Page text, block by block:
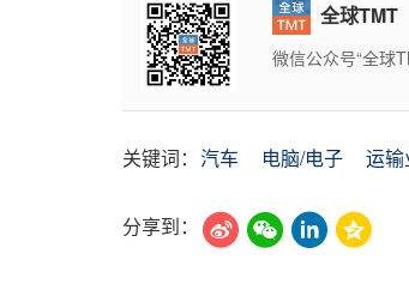
全球TMT
微信公众号“全球
关键词： 汽车 电脑/电子 运输
分享到：